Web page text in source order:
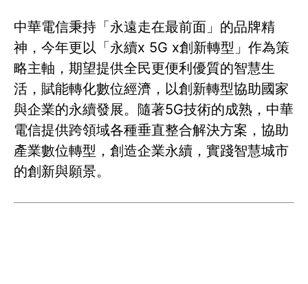
中華電信秉持「永遠走在最前面」的品牌精
神，今年更以「永續x 5G x創新轉型」作為策
略主軸，期望提供全民更便利優質的智慧生
活，賦能轉化數位經濟，以創新轉型協助國家
與企業的永續發展。隨著5G技術的成熟，中華
電信提供跨領域各種垂直整合解決方案，協助
產業數位轉型，創造企業永續，實踐智慧城市
的創新與願景。